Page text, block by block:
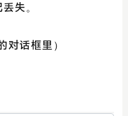
失。
对话框里）